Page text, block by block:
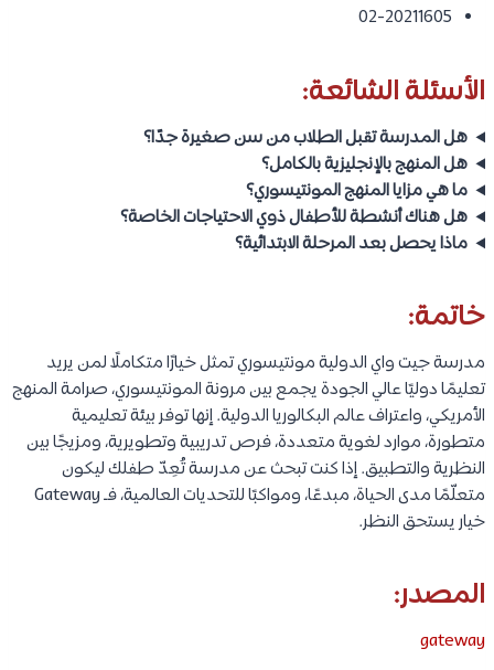
02-20211605
الأسئلة الشائعة:
هل المدرسة تقبل الطلاب من سن صغيرة جدًا؟
هل المنهج بالإنجليزية بالكامل؟
ما هي مزايا المنهج المونتيسوري؟
هل هناك أنشطة للأطفال ذوي الاحتياجات الخاصة؟
ماذا يحصل بعد المرحلة الابتدائية؟
خاتمة:
مدرسة جيت واي الدولية مونتيسوري تمثل خيارًا متكاملًا لمن يريد
تعليمًا دوليًا عالي الجودة يجمع بين مرونة المونتيسوري، صرامة المنهج
الأمريكي، واعتراف عالم البكالوريا الدولية. إنها توفر بيئة تعليمية
متطورة، موارد لغوية متعددة، فرص تدريبية وتطويرية، ومزيجًا بين
النظرية والتطبيق. إذا كنت تبحث عن مدرسة تُعِدّ طفلك ليكون
متعلّمًا مدى الحياة، مبدعًا، ومواكبًا للتحديات العالمية، فـ Gateway
خيار يستحق النظر.
المصدر:
gateway